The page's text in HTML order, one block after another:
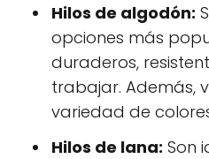
Hilos de algodón:
opciones más
duraderos,
trabajar. Además,
variedad de
Hilos de lana: Son